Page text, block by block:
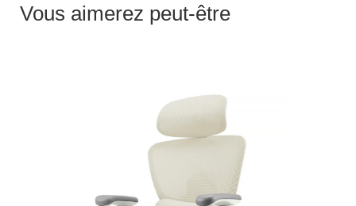
Vous aimerez peut-être